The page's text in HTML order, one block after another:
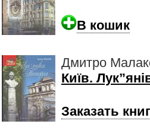
В кошик
Дмитро
Київ.
Заказать